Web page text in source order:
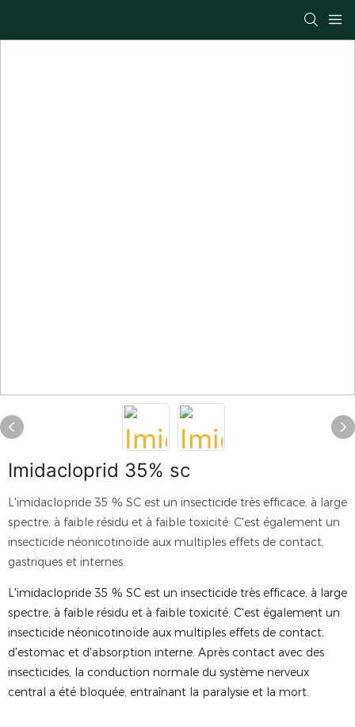
Imidacloprid 35% sc
L'imidaclopride 35 % SC est un insecticide très efficace, à large
spectre, à faible résidu et à faible toxicité. C'est également un
insecticide néonicotinoïde aux multiples effets de contact,
gastriques et internes.
L'imidaclopride 35 % SC est un insecticide très efficace, à large
spectre, à faible résidu et à faible toxicité. C'est également un
insecticide néonicotinoïde aux multiples effets de contact,
d'estomac et d'absorption interne. Après contact avec des
insecticides, la conduction normale du système nerveux
central a été bloquée, entraînant la paralysie et la mort.